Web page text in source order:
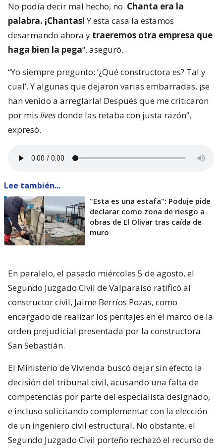
No podía decir mal hecho, no. Chanta era la
palabra. ¡Chantas!Y esta casa la estamos
desarmando ahora y traeremos otra empresa que
haga bien la pega“, aseguró.
“Yo siempre pregunto: ‘¿Qué constructora es? Tal y
cual’. Y algunas que dejaron varias embarradas, ¡se
han venido a arreglarla! Después que me criticaron
por mis livesdonde las retaba con justa razón”,
expresó.
Lee también...
"Esta es una estafa": Poduje pide
declarar como zona de riesgo a
obras de El Olivar tras caída de
muro
En paralelo, el pasado miércoles 5 de agosto, el
Segundo Juzgado Civil de Valparaíso ratificó al
constructor civil, Jaime Berríos Pozas, como
encargado de realizar los peritajes en el marco de la
orden prejudicial presentada por la constructora
San Sebastián.
El Ministerio de Vivienda buscó dejar sin efecto la
decisión del tribunal civil, acusando una falta de
competencias por parte del especialista designado,
e incluso solicitando complementar con la elección
de un ingeniero civil estructural. No obstante, el
Segundo Juzgado Civil porteño rechazó el recurso de